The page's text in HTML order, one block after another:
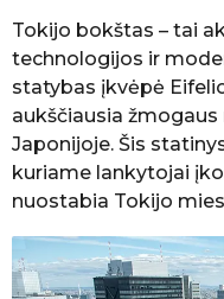
Tokijo bokštas – tai
technologijos ir
statybas įkvėpė
aukščiausia
Japonijoje. Šis
kuriame lankytojai
nuostabia Tokijo